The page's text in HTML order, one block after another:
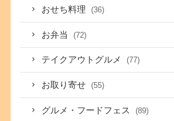
おせち料理 (36)
お弁当 (72)
テイクアウトグルメ (77)
お取り寄せ (55)
グルメ・フードフェス (89)